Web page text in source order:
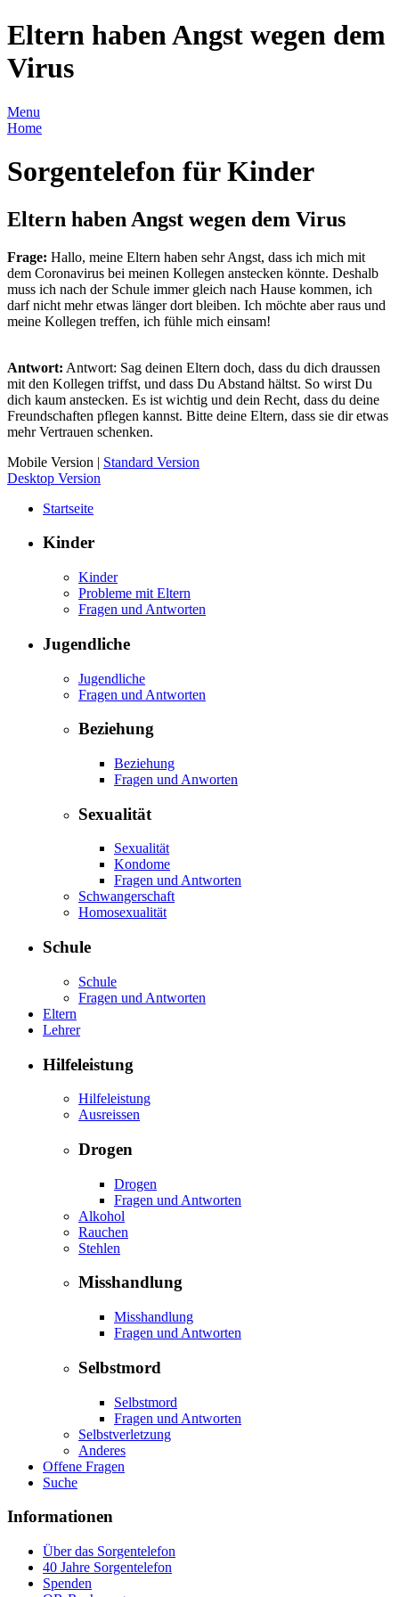
Eltern haben Angst wegen dem
Virus
Menu
Home
Sorgentelefon für Kinder
Eltern haben Angst wegen dem Virus
Frage: Hallo, meine Eltern haben sehr Angst, dass ich mich mit
dem Coronavirus bei meinen Kollegen anstecken könnte. Deshalb
muss ich nach der Schule immer gleich nach Hause kommen, ich
darf nicht mehr etwas länger dort bleiben. Ich möchte aber raus und
meine Kollegen treffen, ich fühle mich einsam!
Antwort: Antwort: Sag deinen Eltern doch, dass du dich draussen
mit den Kollegen triffst, und dass Du Abstand hältst. So wirst Du
dich kaum anstecken. Es ist wichtig und dein Recht, dass du deine
Freundschaften pflegen kannst. Bitte deine Eltern, dass sie dir etwas
mehr Vertrauen schenken.
Mobile Version | Standard Version
Desktop Version
Startseite
Kinder
Kinder
Probleme mit Eltern
Fragen und Antworten
Jugendliche
Jugendliche
Fragen und Antworten
Beziehung
Beziehung
Fragen und Anworten
Sexualität
Sexualität
Kondome
Fragen und Antworten
Schwangerschaft
Homosexualität
Schule
Schule
Fragen und Antworten
Eltern
Lehrer
Hilfeleistung
Hilfeleistung
Ausreissen
Drogen
Drogen
Fragen und Antworten
Alkohol
Rauchen
Stehlen
Misshandlung
Misshandlung
Fragen und Antworten
Selbstmord
Selbstmord
Fragen und Antworten
Selbstverletzung
Anderes
Offene Fragen
Suche
Informationen
Über das Sorgentelefon
40 Jahre Sorgentelefon
Spenden